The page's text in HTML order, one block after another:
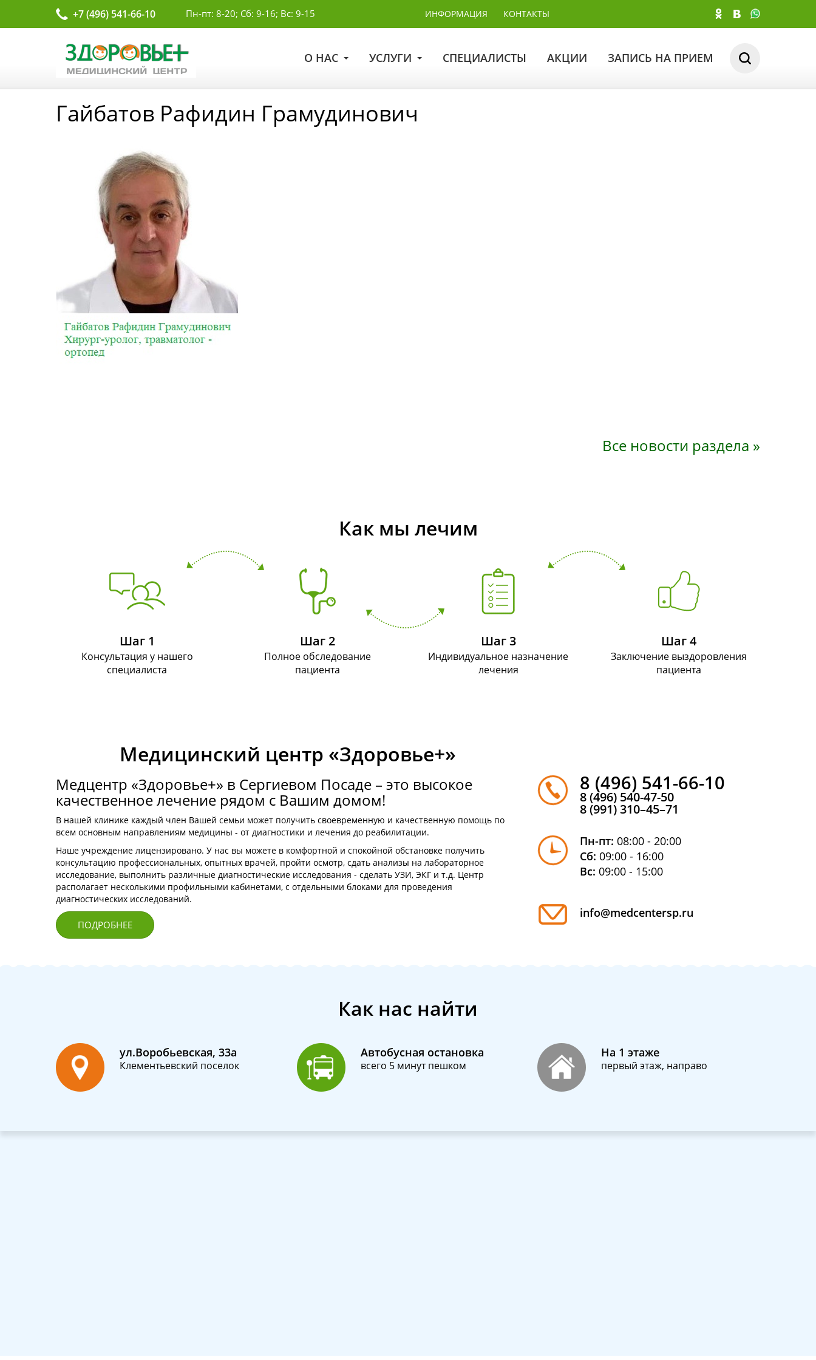
+7 (496) 541-66-10 Пн-пт: 8-20; Сб: 9-16; Вс: 9-15 ИНФОРМАЦИЯ КОНТАКТЫ
О НАС УСЛУГИ СПЕЦИАЛИСТЫ АКЦИИ ЗАПИСЬ НА ПРИЕМ
Гайбатов Рафидин Грамудинович
Все новости раздела »
Как мы лечим
Шаг 1
Консультация у нашего
специалиста
Шаг 2
Полное обследование
пациента
Шаг 3
Индивидуальное назначение
лечения
Шаг 4
Заключение выздоровления
пациента
Медицинский центр «Здоровье+»
Медцентр «Здоровье+» в Сергиевом Посаде – это высокое
качественное лечение рядом с Вашим домом!
В нашей клинике каждый член Вашей семьи может получить своевременную и качественную помощь по
всем основным направлениям медицины - от диагностики и лечения до реабилитации.
Наше учреждение лицензировано. У нас вы можете в комфортной и спокойной обстановке получить
консультацию профессиональных, опытных врачей, пройти осмотр, сдать анализы на лабораторное
исследование, выполнить различные диагностические исследования - сделать УЗИ, ЭКГ и т.д. Центр
располагает несколькими профильными кабинетами, с отдельными блоками для проведения
диагностических исследований.
ПОДРОБНЕЕ
8 (496) 541-66-10
8 (496) 540-47-50
8 (991) 310–45–71
Пн-пт:08:00 - 20:00
Сб:09:00 - 16:00
Вс:09:00 - 15:00
info@medcentersp.ru
Как нас найти
ул.Воробьевская, 33а
Клементьевский поселок
Автобусная остановка
всего 5 минут пешком
На 1 этаже
первый этаж, направо